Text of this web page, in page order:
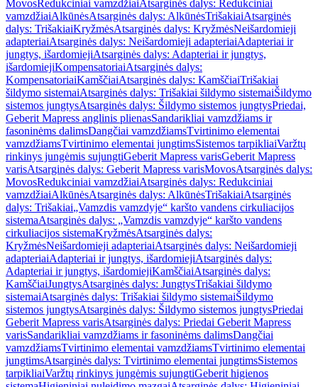
MovosRedukciniai vamzdžiaiAtsarginės dalys: Redukciniai
vamzdžiaiAlkūnėsAtsarginės dalys: AlkūnėsTrišakiaiAtsarginės
dalys: TrišakiaiKryžmėsAtsarginės dalys: KryžmėsNeišardomieji
adapteriaiAtsarginės dalys: Neišardomieji adapteriaiAdapteriai ir
jungtys, išardomiejiAtsarginės dalys: Adapteriai ir jungtys,
išardomiejiKompensatoriaiAtsarginės dalys:
KompensatoriaiKamščiaiAtsarginės dalys: KamščiaiTrišakiai
šildymo sistemaiAtsarginės dalys: Trišakiai šildymo sistemaiŠildymo
sistemos jungtysAtsarginės dalys: Šildymo sistemos jungtysPriedai,
Geberit Mapress anglinis plienasSandarikliai vamzdžiams ir
fasoninėms dalimsDangčiai vamzdžiamsTvirtinimo elementai
vamzdžiamsTvirtinimo elementai jungtimsSistemos tarpikliaiVaržtų
rinkinys jungėmis sujungtiGeberit Mapress varisGeberit Mapress
varisAtsarginės dalys: Geberit Mapress varisMovosAtsarginės dalys:
MovosRedukciniai vamzdžiaiAtsarginės dalys: Redukciniai
vamzdžiaiAlkūnėsAtsarginės dalys: AlkūnėsTrišakiaiAtsarginės
dalys: Trišakiai„Vamzdis vamzdyje“ karšto vandens cirkuliacijos
sistemaAtsarginės dalys: „Vamzdis vamzdyje“ karšto vandens
cirkuliacijos sistemaKryžmėsAtsarginės dalys:
KryžmėsNeišardomieji adapteriaiAtsarginės dalys: Neišardomieji
adapteriaiAdapteriai ir jungtys, išardomiejiAtsarginės dalys:
Adapteriai ir jungtys, išardomiejiKamščiaiAtsarginės dalys:
KamščiaiJungtysAtsarginės dalys: JungtysTrišakiai šildymo
sistemaiAtsarginės dalys: Trišakiai šildymo sistemaiŠildymo
sistemos jungtysAtsarginės dalys: Šildymo sistemos jungtysPriedai
Geberit Mapress varisAtsarginės dalys: Priedai Geberit Mapress
varisSandarikliai vamzdžiams ir fasoninėms dalimsDangčiai
vamzdžiamsTvirtinimo elementai vamzdžiamsTvirtinimo elementai
jungtimsAtsarginės dalys: Tvirtinimo elementai jungtimsSistemos
tarpikliaiVaržtų rinkinys jungėmis sujungtiGeberit higienos